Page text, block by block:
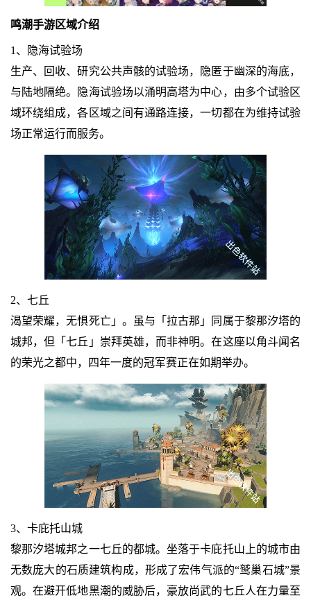
鸣潮手游区域介绍
1、隐海试验场
生产、回收、研究公共声骸的试验场，隐匿于幽深的海底，
与陆地隔绝。隐海试验场以涌明高塔为中心，由多个试验区
域环绕组成，各区域之间有通路连接，一切都在为维持试验
场正常运行而服务。
2、七丘
渴望荣耀，无惧死亡」。虽与「拉古那」同属于黎那汐塔的
城邦，但「七丘」崇拜英雄，而非神明。在这座以角斗闻名
的荣光之都中，四年一度的冠军赛正在如期举办。
3、卡庇托山城
黎那汐塔城邦之一七丘的都城。坐落于卡庇托山上的城市由
无数庞大的石质建筑构成，形成了宏伟气派的“鹫巢石城”景
观。在避开低地黑潮的威胁后，豪放尚武的七丘人在力量至